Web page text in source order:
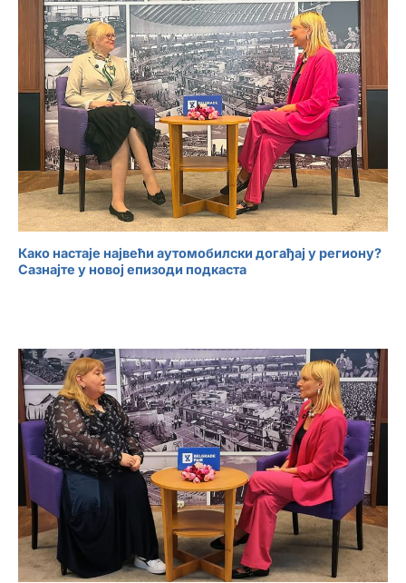
Како настаје највећи аутомобилски догађај у региону?
Сазнајте у новој епизоди подкаста